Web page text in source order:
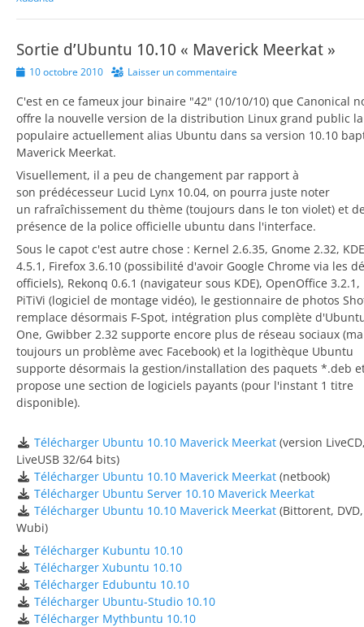
Sortie d’Ubuntu 10.10 « Maverick Meerkat »
Posted10 octobre 2010 Laisser un commentaire
C'est en ce fameux jour binaire "42" (10/10/10) que Canonical
offre la nouvelle version de la distribution Linux grand public
populaire actuellement alias Ubuntu dans sa version 10.10
Maverick Meerkat.
Visuellement, il a peu de changement par rapport à
son prédécesseur Lucid Lynx 10.04, on pourra juste noter
un rafraîchissement du thème (toujours dans le ton violet) et
présence de la police officielle ubuntu dans l'interface.
Sous le capot c'est autre chose : Kernel 2.6.35, Gnome 2.32, KDE
4.5.1, Firefox 3.6.10 (possibilité d'avoir Google Chrome via les
officiels), Rekonq 0.6.1 (navigateur sous KDE), OpenOffice 3.2.1,
PiTiVi (logiciel de montage vidéo), le gestionnaire de photos
remplace désormais F-Spot, intégration plus complète
One, Gwibber 2.32 supporte encore plus de réseau sociaux
toujours un problème avec Facebook) et la logithèque Ubuntu
supporte désormais la gestion/installation des paquets *.deb
propose une section de logiciels payants (pour l'instant 1 titre
disponible).
Télécharger Ubuntu 10.10 Maverick Meerkat(version
LiveUSB 32/64 bits)
Télécharger Ubuntu 10.10 Maverick Meerkat(netbook)
Télécharger Ubuntu Server 10.10 Maverick Meerkat
Télécharger Ubuntu 10.10 Maverick Meerkat(Bittorent, DVD,
Wubi)
Télécharger Kubuntu 10.10
Télécharger Xubuntu 10.10
Télécharger Edubuntu 10.10
Télécharger Ubuntu-Studio 10.10
Télécharger Mythbuntu 10.10